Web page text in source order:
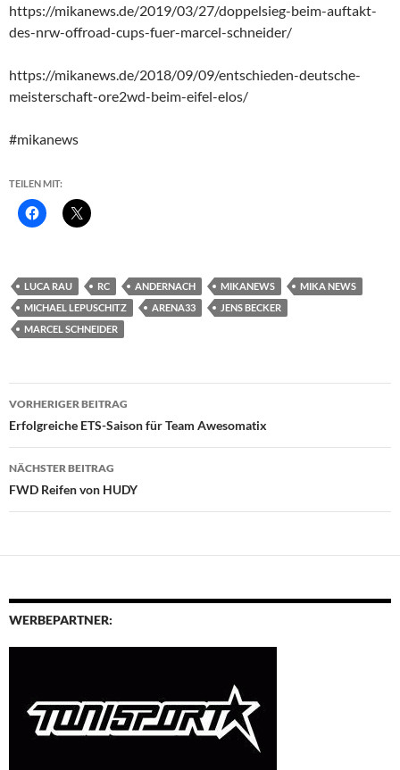
https://mikanews.de/2019/03/27/doppelsieg-beim-auftakt-
des-nrw-offroad-cups-fuer-marcel-schneider/
https://mikanews.de/2018/09/09/entschieden-deutsche-
meisterschaft-ore2wd-beim-eifel-elos/
#mikanews
TEILEN MIT:
LUCA RAU RC ANDERNACH MIKANEWS
MIKA NEWS
MICHAEL LEPUSCHITZ
ARENA33
JENS BECKER
MARCEL SCHNEIDER
Beitragsnavigation
VORHERIGER BEITRAG
Erfolgreiche ETS-Saison für Team Awesomatix
NÄCHSTER BEITRAG
FWD Reifen von HUDY
WERBEPARTNER: